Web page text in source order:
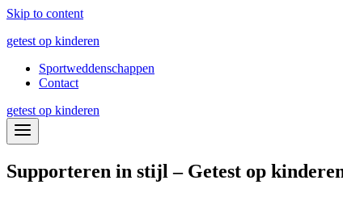
Skip to content
getest op kinderen
Sportweddenschappen
Contact
getest op kinderen
Supporteren in stijl – Getest op